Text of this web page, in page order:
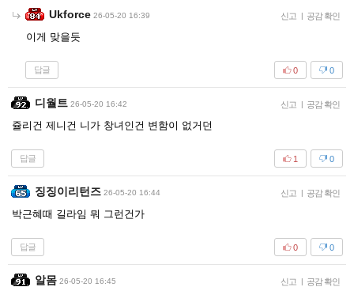
Ukforce 26-05-20 16:39 신고 | 공감 확인
이게 맞을듯
답글 0
0
디월트 26-05-20 16:42 신고 | 공감 확인
쥴리건 제니건 니가 창녀인건 변함이 없거던
답글 0
1
징징이리턴즈 26-05-20 16:44 신고 | 공감 확인
박근혜때 길라임 뭐 그런건가
답글 0
0
알몸 26-05-20 16:45 신고 | 공감 확인